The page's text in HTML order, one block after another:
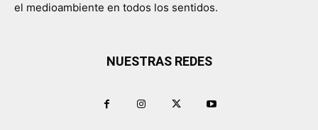
el medioambiente en todos los sentidos.
NUESTRAS REDES